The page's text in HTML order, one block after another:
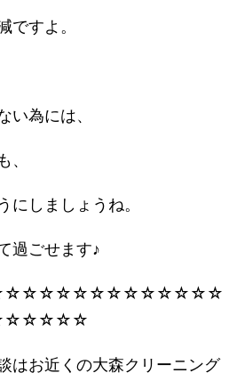
ですよ。
い為には、
、
にしましょうね。
過ごせます♪
はお近くの大森クリーニング